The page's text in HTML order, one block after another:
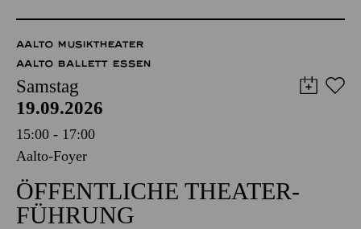
AALTO MUSIKTHEATER
AALTO BALLETT ESSEN
Samstag
19.09.2026
15:00 - 17:00
Aalto-Foyer
ÖFFENTLICHE THEATER­
FÜHRUNG